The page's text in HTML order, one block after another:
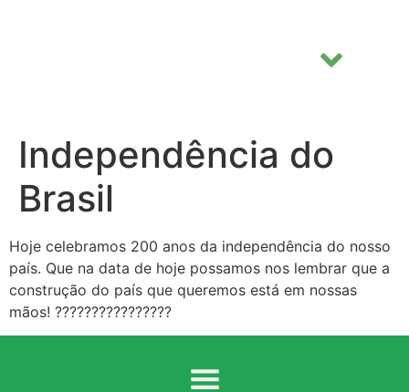
Independência do
Brasil
Hoje celebramos 200 anos da independência do nosso
país. Que na data de hoje possamos nos lembrar que a
construção do país que queremos está em nossas
mãos! ????????????????